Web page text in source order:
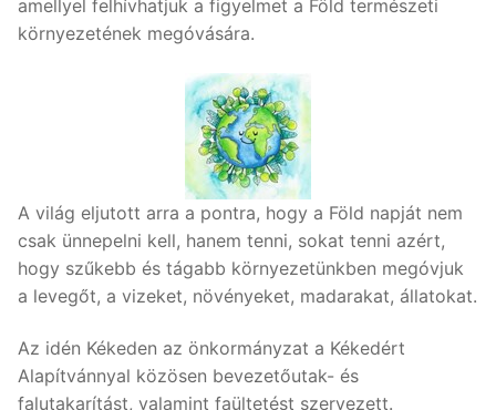
amellyel felhívhatjuk a figyelmet a Föld természeti
környezetének megóvására.
A világ eljutott arra a pontra, hogy a Föld napját nem
csak ünnepelni kell, hanem tenni, sokat tenni azért,
hogy szűkebb és tágabb környezetünkben megóvjuk
a levegőt, a vizeket, növényeket, madarakat, állatokat.
Az idén Kékeden az önkormányzat a Kékedért
Alapítvánnyal közösen bevezetőutak- és
falutakarítást, valamint faültetést szervezett.